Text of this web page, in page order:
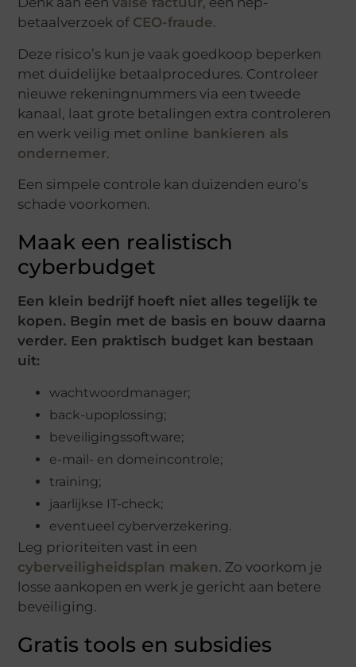
betaalverzoek of CEO-fraude.
Deze risico’s kun je vaak goedkoop beperken
met duidelijke betaalprocedures. Controleer
nieuwe rekeningnummers via een tweede
kanaal, laat grote betalingen extra controleren
en werk veilig met online bankieren als
ondernemer.
Een simpele controle kan duizenden euro’s
schade voorkomen.
Maak een realistisch
cyberbudget
Een klein bedrijf hoeft niet alles tegelijk te
kopen. Begin met de basis en bouw daarna
verder. Een praktisch budget kan bestaan
uit:
wachtwoordmanager;
back-upoplossing;
beveiligingssoftware;
e-mail- en domeincontrole;
training;
jaarlijkse IT-check;
eventueel cyberverzekering.
Leg prioriteiten vast in een
cyberveiligheidsplan maken. Zo voorkom je
losse aankopen en werk je gericht aan betere
beveiliging.
Gratis tools en subsidies